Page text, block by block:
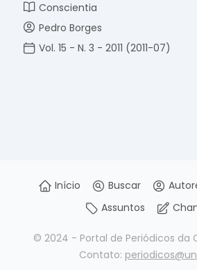
Conscientia
Pedro Borges
Vol. 15 - N. 3 - 2011 (2011-07)
Início Buscar
Assuntos
© 2024 - Portal de Periódicos da
Contato: